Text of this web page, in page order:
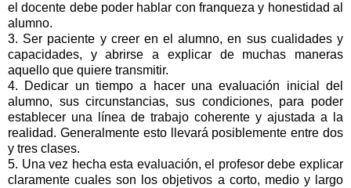
el docente debe poder hablar con franqueza y honestidad al
alumno.
3. Ser paciente y creer en el alumno, en sus cualidades y
capacidades, y abrirse a explicar de muchas maneras
aquello que quiere transmitir.
4. Dedicar un tiempo a hacer una evaluación inicial del
alumno, sus circunstancias, sus condiciones, para poder
establecer una línea de trabajo coherente y ajustada a la
realidad. Generalmente esto llevará posiblemente entre dos
y tres clases.
5. Una vez hecha esta evaluación, el profesor debe explicar
claramente cuales son los objetivos a corto, medio y largo